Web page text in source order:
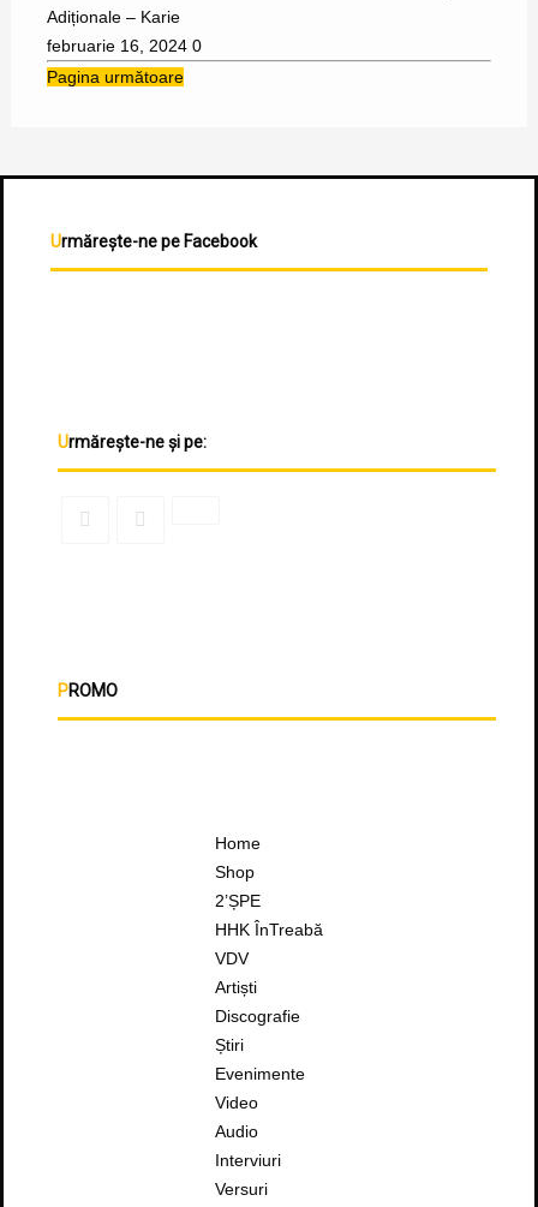
Adiționale – Karie
februarie 16, 2024 0
Pagina următoare
Urmărește-ne pe Facebook
Urmărește-ne și pe:
PROMO
Home
Shop
2’ȘPE
HHK ÎnTreabă
VDV
Artiști
Discografie
Știri
Evenimente
Video
Audio
Interviuri
Versuri